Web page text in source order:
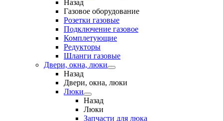
Назад
Газовое оборудование
Розетки газовые
Подключение газовое
Комплетующие
Редукторы
Шланги газовые
Двери, окна, люки
Назад
Двери, окна, люки
Люки
Назад
Люки
Запчасти для люка